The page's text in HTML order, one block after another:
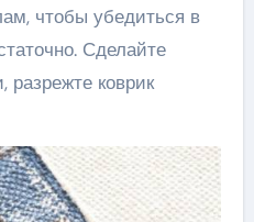
чтобы убедиться в
Сделайте
разрежте коврик